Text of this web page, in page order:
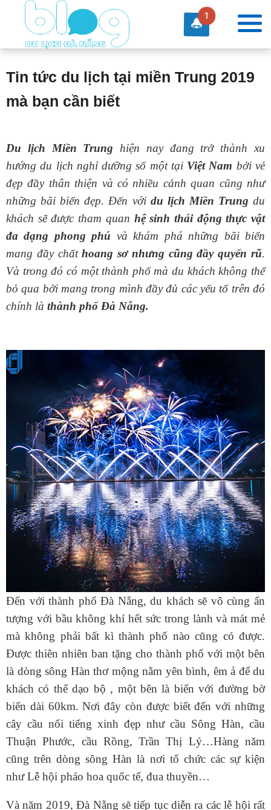
1
Tin tức du lịch tại miền Trung 2019
mà bạn cần biết
Du lịch Miền Trung hiện nay đang trở thành xu
hướng du lịch nghỉ dưỡng số một tại Việt Nam bởi vẻ
đẹp đầy thân thiện và có nhiều cảnh quan cũng như
những bãi biển đẹp. Đến với du lịch Miền Trung du
khách sẽ được tham quan hệ sinh thái động thực vật
đa dạng phong phú và khám phá những bãi biển
mang đầy chấthoang sơ nhưng cũng đầy quyến rũ.
Và trong đó có một thành phố mà du khách không thể
bỏ qua bởi mang trong mình đầy đủ các yếu tố trên đó
chính là thành phố Đà Nẵng.
Đến với thành phố Đà Nẵng, du khách sẽ vô cùng ấn
tượng với bầu không khí hết sức trong lành và mát mẻ
mà không phải bất kì thành phố nào cũng có được.
Được thiên nhiên ban tặng cho thành phố với một bên
là dòng sông Hàn thơ mộng nằm yên bình, êm ả để du
khách có thể dạo bộ , một bên là biển với đường bờ
biển dài 60km. Nơi đây còn được biết đến với những
cây cầu nổi tiếng xinh đẹp như cầu Sông Hàn, cầu
Thuận Phước, cầu Rồng, Trần Thị Lý…Hàng năm
cũng trên dòng sông Hàn là nơi tổ chức các sự kiện
như Lễ hội pháo hoa quốc tế, đua thuyền…
Và năm 2019, Đà Nẵng sẽ tiếp tục diễn ra các lễ hội rất